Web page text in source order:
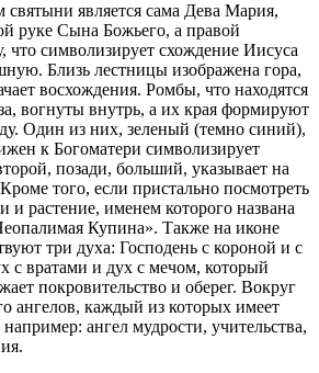
является сама Дева Мария,
руке Сына Божьего, а правой
что символизирует схождение Иисуса
Близь лестницы изображена гора,
восхождения. Ромбы, что находятся
вогнуты внутрь, а их края формируют
Один из них, зеленый (темно синий),
к Богоматери символизирует
позади, больший, указывает на
того, если пристально посмотреть
и растение, именем которого названа
Купина». Также на иконе
три духа: Господень с короной и с
с вратами и дух с мечом, который
покровительство и оберег. Вокруг
ангелов, каждый из которых имеет
ангел мудрости, учительства,